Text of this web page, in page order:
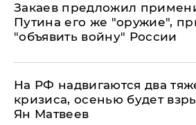
Закаев предложил
Путина его же "оружие",
"объявить войну" России
На РФ надвигаются два
кризиса, осенью будет
Ян Матвеев